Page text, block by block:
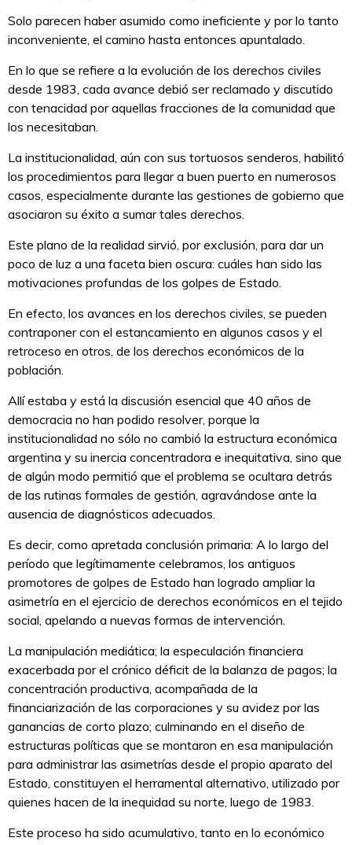
Solo parecen haber asumido como ineficiente y por lo tanto
inconveniente, el camino hasta entonces apuntalado.
En lo que se refiere a la evolución de los derechos civiles
desde 1983, cada avance debió ser reclamado y discutido
con tenacidad por aquellas fracciones de la comunidad que
los necesitaban.
La institucionalidad, aún con sus tortuosos senderos, habilitó
los procedimientos para llegar a buen puerto en numerosos
casos, especialmente durante las gestiones de gobierno que
asociaron su éxito a sumar tales derechos.
Este plano de la realidad sirvió, por exclusión, para dar un
poco de luz a una faceta bien oscura: cuáles han sido las
motivaciones profundas de los golpes de Estado.
En efecto, los avances en los derechos civiles, se pueden
contraponer con el estancamiento en algunos casos y el
retroceso en otros, de los derechos económicos de la
población.
Allí estaba y está la discusión esencial que 40 años de
democracia no han podido resolver, porque la
institucionalidad no sólo no cambió la estructura económica
argentina y su inercia concentradora e inequitativa, sino que
de algún modo permitió que el problema se ocultara detrás
de las rutinas formales de gestión, agravándose ante la
ausencia de diagnósticos adecuados.
Es decir, como apretada conclusión primaria: A lo largo del
período que legítimamente celebramos, los antiguos
promotores de golpes de Estado han logrado ampliar la
asimetría en el ejercicio de derechos económicos en el tejido
social, apelando a nuevas formas de intervención.
La manipulación mediática; la especulación financiera
exacerbada por el crónico déficit de la balanza de pagos; la
concentración productiva, acompañada de la
financiarización de las corporaciones y su avidez por las
ganancias de corto plazo; culminando en el diseño de
estructuras políticas que se montaron en esa manipulación
para administrar las asimetrías desde el propio aparato del
Estado, constituyen el herramental alternativo, utilizado por
quienes hacen de la inequidad su norte, luego de 1983.
Este proceso ha sido acumulativo, tanto en lo económico